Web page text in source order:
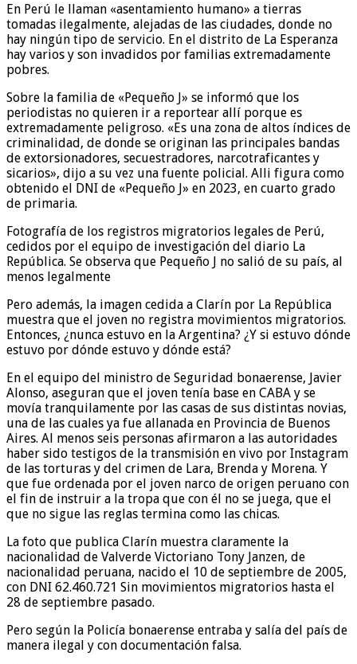
En Perú le llaman «asentamiento humano» a tierras
tomadas ilegalmente, alejadas de las ciudades, donde no
hay ningún tipo de servicio. En el distrito de La Esperanza
hay varios y son invadidos por familias extremadamente
pobres.
Sobre la familia de «Pequeño J» se informó que los
periodistas no quieren ir a reportear allí porque es
extremadamente peligroso. «Es una zona de altos índices de
criminalidad, de donde se originan las principales bandas
de extorsionadores, secuestradores, narcotraficantes y
sicarios», dijo a su vez una fuente policial. Alli figura como
obtenido el DNI de «Pequeño J» en 2023, en cuarto grado
de primaria.
Fotografía de los registros migratorios legales de Perú,
cedidos por el equipo de investigación del diario La
República. Se observa que Pequeño J no salió de su país, al
menos legalmente
Pero además, la imagen cedida a Clarín por La República
muestra que el joven no registra movimientos migratorios.
Entonces, ¿nunca estuvo en la Argentina? ¿Y si estuvo dónde
estuvo por dónde estuvo y dónde está?
En el equipo del ministro de Seguridad bonaerense, Javier
Alonso, aseguran que el joven tenía base en CABA y se
movía tranquilamente por las casas de sus distintas novias,
una de las cuales ya fue allanada en Provincia de Buenos
Aires. Al menos seis personas afirmaron a las autoridades
haber sido testigos de la transmisión en vivo por Instagram
de las torturas y del crimen de Lara, Brenda y Morena. Y
que fue ordenada por el joven narco de origen peruano con
el fin de instruir a la tropa que con él no se juega, que el
que no sigue las reglas termina como las chicas.
La foto que publica Clarín muestra claramente la
nacionalidad de Valverde Victoriano Tony Janzen, de
nacionalidad peruana, nacido el 10 de septiembre de 2005,
con DNI 62.460.721 Sin movimientos migratorios hasta el
28 de septiembre pasado.
Pero según la Policía bonaerense entraba y salía del país de
manera ilegal y con documentación falsa.